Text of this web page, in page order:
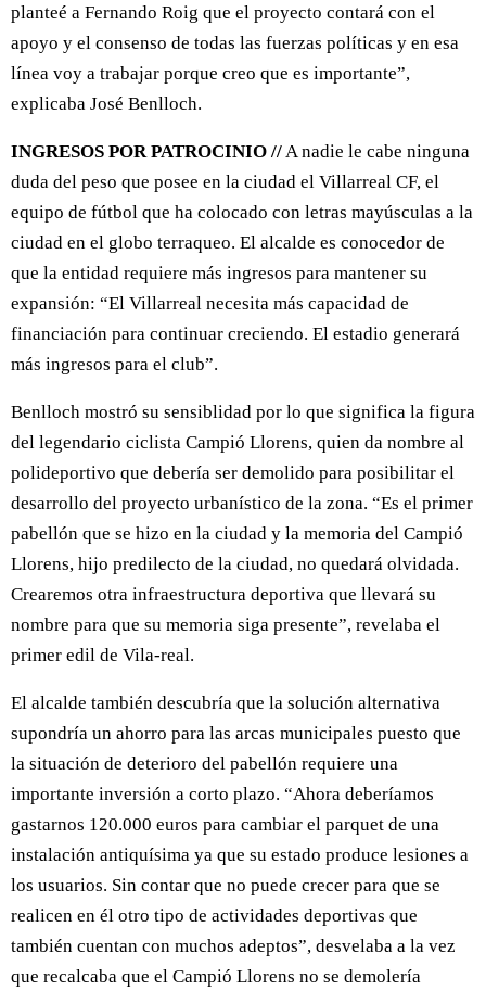
planteé a Fernando Roig que el proyecto contará con el
apoyo y el consenso de todas las fuerzas políticas y en esa
línea voy a trabajar porque creo que es importante”,
explicaba José Benlloch.
INGRESOS POR PATROCINIO // A nadie le cabe ninguna
duda del peso que posee en la ciudad el Villarreal CF, el
equipo de fútbol que ha colocado con letras mayúsculas a la
ciudad en el globo terraqueo. El alcalde es conocedor de
que la entidad requiere más ingresos para mantener su
expansión: “El Villarreal necesita más capacidad de
financiación para continuar creciendo. El estadio generará
más ingresos para el club”.
Benlloch mostró su sensiblidad por lo que significa la figura
del legendario ciclista Campió Llorens, quien da nombre al
polideportivo que debería ser demolido para posibilitar el
desarrollo del proyecto urbanístico de la zona. “Es el primer
pabellón que se hizo en la ciudad y la memoria del Campió
Llorens, hijo predilecto de la ciudad, no quedará olvidada.
Crearemos otra infraestructura deportiva que llevará su
nombre para que su memoria siga presente”, revelaba el
primer edil de Vila-real.
El alcalde también descubría que la solución alternativa
supondría un ahorro para las arcas municipales puesto que
la situación de deterioro del pabellón requiere una
importante inversión a corto plazo. “Ahora deberíamos
gastarnos 120.000 euros para cambiar el parquet de una
instalación antiquísima ya que su estado produce lesiones a
los usuarios. Sin contar que no puede crecer para que se
realicen en él otro tipo de actividades deportivas que
también cuentan con muchos adeptos”, desvelaba a la vez
que recalcaba que el Campió Llorens no se demolería